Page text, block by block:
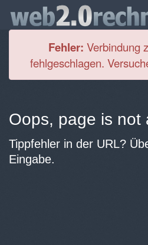
Fehler: Verbindung
fehlgeschlagen.
Oops, page is not
Tippfehler in der URL?
Eingabe.